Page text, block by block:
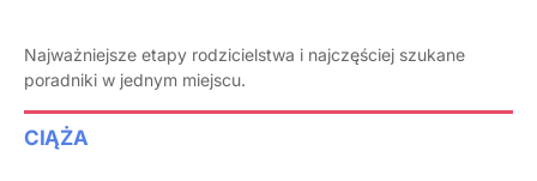
Najważniejsze etapy rodzicielstwa i najczęściej szukane
poradniki w jednym miejscu.
CIĄŻA